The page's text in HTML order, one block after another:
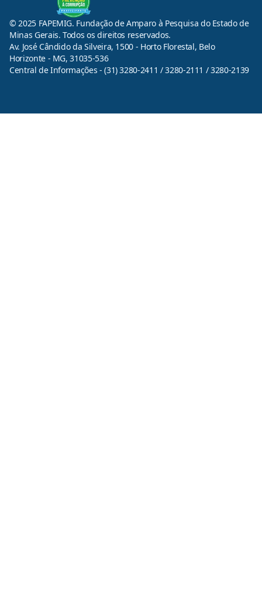
© 2025 FAPEMIG. Fundação de Amparo à Pesquisa do Estado de
Minas Gerais. Todos os direitos reservados.
Av. José Cândido da Silveira, 1500 - Horto Florestal, Belo
Horizonte - MG, 31035-536
Central de Informações - (31) 3280-2411 / 3280-2111 / 3280-2139